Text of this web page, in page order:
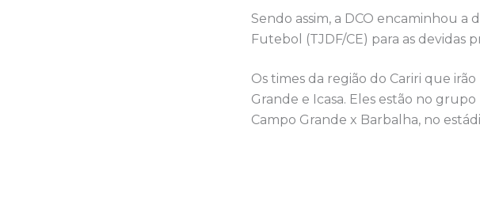
Sendo assim, a DCO encaminhou
Futebol (TJDF/CE) para as devidas
Os times da região do Cariri que
Grande e Icasa. Eles estão no
Campo Grande x Barbalha, no